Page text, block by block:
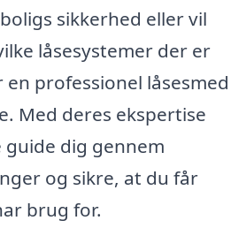
sikkerhed eller vil
låsesystemer der er
professionel låsesmed
Med deres ekspertise
guide dig gennem
og sikre, at du får
brug for.